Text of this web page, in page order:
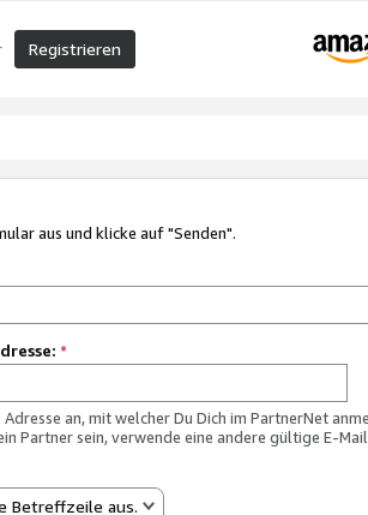
Registrieren
aus und klicke auf "Senden".
*
an, mit welcher Du Dich im PartnerNet
Partner sein, verwende eine andere gültige E-
Betreffzeile aus.